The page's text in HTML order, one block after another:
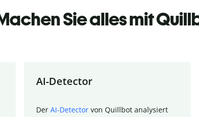
Sie alles mit
AI-Detector
Der AI-Detector von Quillbot analysiert